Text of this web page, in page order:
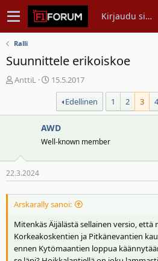
Kirjaudu sisään
Ralli
Suunnittele erikoiskoe
V
s
e
t
u
a
l
o
AnttiL
A
i
t
u
p
m
ä
ä
15.5.2017
Edellinen
1 2 3 4
AWD
Well-known member
22.3.2024
Arskarally sanoi:
Mitenkäs Äijälästä sellainen versio, että
Korkeakoskentien ja Pitkänevantien
ennen Kytömaantien loppua